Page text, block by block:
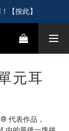
體驗【按此】
【按此】
費體驗【按此】
元耳
代表作品，